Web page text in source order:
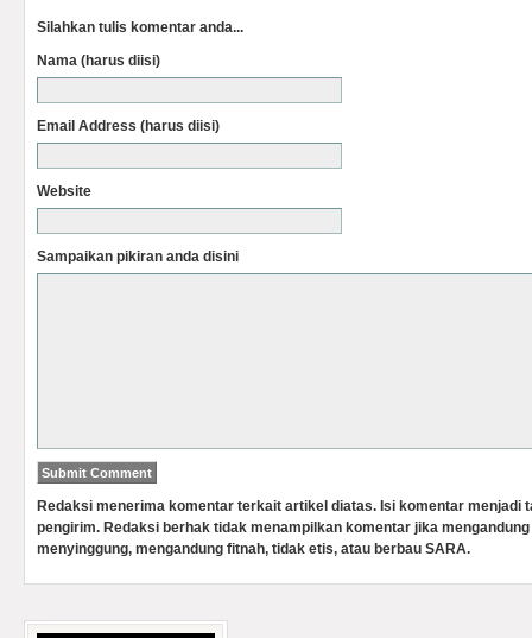
Silahkan tulis komentar anda...
Nama (harus diisi)
Email Address (harus diisi)
Website
Sampaikan pikiran anda disini
Redaksi menerima komentar terkait artikel diatas. Isi komentar menjadi
pengirim. Redaksi berhak tidak menampilkan komentar jika
menyinggung, mengandung fitnah, tidak etis, atau berbau SARA.